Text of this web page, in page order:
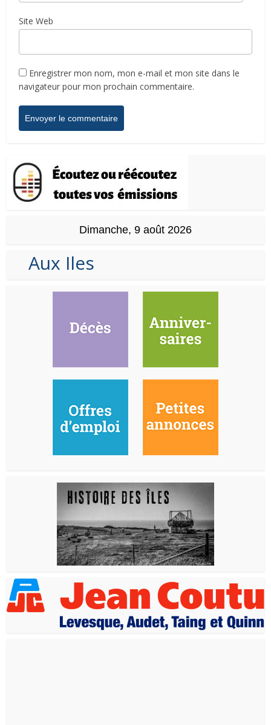
Site Web
Enregistrer mon nom, mon e-mail et mon site dans le
navigateur pour mon prochain commentaire.
Dimanche, 9 août 2026
Aux Iles